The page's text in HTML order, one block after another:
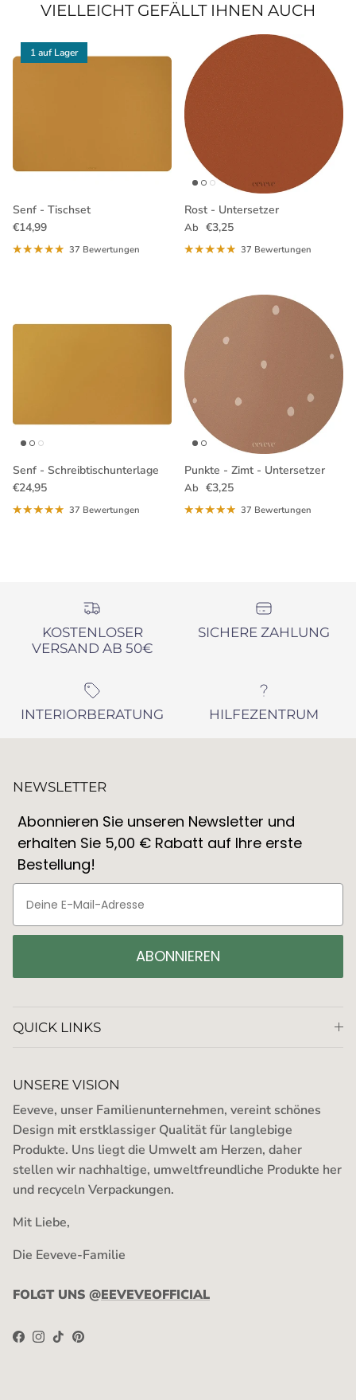
VIELLEICHT GEFÄLLT IHNEN AUCH
1 auf Lager
Senf - Tischset
Normaler Preis
€14,99
37 Bewertungen
Rost - Untersetzer
Normaler Preis
Ab €3,25
37 Bewertungen
Senf - Schreibtischunterlage
Normaler Preis
€24,95
37 Bewertungen
Punkte - Zimt - Untersetzer
Normaler Preis
Ab €3,25
37 Bewertungen
KOSTENLOSER
VERSAND AB 50€
SICHERE ZAHLUNG
INTERIORBERATUNG HILFEZENTRUM
NEWSLETTER
Abonnieren Sie unseren Newsletter und
erhalten Sie 5,00 € Rabatt auf Ihre erste
Bestellung!
ABONNIEREN
QUICK LINKS
UNSERE VISION
Eeveve, unser Familienunternehmen, vereint schönes
Design mit erstklassiger Qualität für langlebige
Produkte. Uns liegt die Umwelt am Herzen, daher
stellen wir nachhaltige, umweltfreundliche Produkte her
und recyceln Verpackungen.
Mit Liebe,
Die Eeveve-Familie
FOLGT UNS @EEVEVEOFFICIAL
Facebook
Instagram
TikTokPinterest